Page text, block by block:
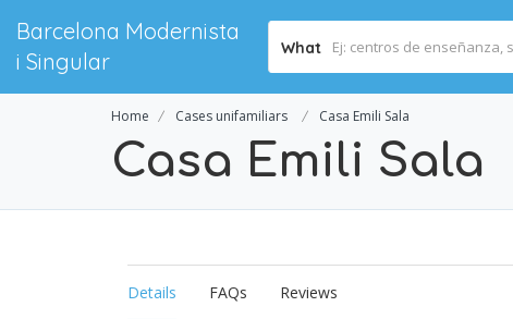
Barcelona Modernista
i Singular
What
Home Cases unifamiliars Casa Emili Sala
Casa Emili Sala
Details FAQs Reviews